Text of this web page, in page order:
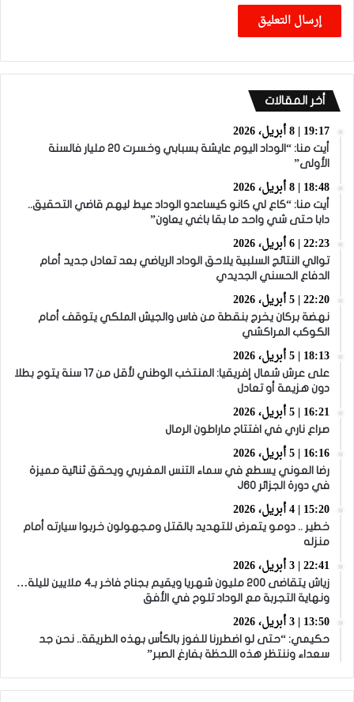
أخر المقالات
19:17 | 8 أبريل، 2026
أيت منا: “الوداد اليوم عايشة بسبابي وخسرت 20 مليار فالسنة
الأولى”
18:48 | 8 أبريل، 2026
أيت منا: “كاع لي كانو كيساعدو الوداد عيط ليهم قاضي التحقيق..
دابا حتى شي واحد ما بقا باغي يعاون”
22:23 | 6 أبريل، 2026
توالي النتائج السلبية يلاحق الوداد الرياضي بعد تعادل جديد أمام
الدفاع الحسني الجديدي
22:20 | 5 أبريل، 2026
نهضة بركان يخرج بنقطة من فاس والجيش الملكي يتوقف أمام
الكوكب المراكشي
18:13 | 5 أبريل، 2026
على عرش شمال إفريقيا: المنتخب الوطني لأقل من 17 سنة يتوج بطلا
دون هزيمة أو تعادل
16:21 | 5 أبريل، 2026
صراع ناري في افتتاح ماراطون الرمال
16:16 | 5 أبريل، 2026
رضا العوني يسطع في سماء التنس المغربي ويحقق ثنائية مميزة
في دورة الجزائر J60
15:20 | 4 أبريل، 2026
خطير .. دومو يتعرض للتهديد بالقتل ومجهولون خربوا سيارته أمام
منزله
22:41 | 3 أبريل، 2026
زياش يتقاضى 200 مليون شهريا ويقيم بجناح فاخر بـ4 ملايين لليلة…
ونهاية التجربة مع الوداد تلوح في الأفق
13:50 | 3 أبريل، 2026
حكيمي: “حتى لو اضطررنا للفوز بالكأس بهذه الطريقة.. نحن جد
سعداء وننتظر هذه اللحظة بفارغ الصبر”